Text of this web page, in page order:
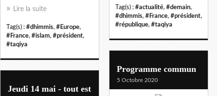
Tag(s) : #actualité, #demain,
#dhimmis, #France, #président,
#république, #taqiya
Lire la suite
Tag(s) : #dhimmis, #Europe,
#France, #islam, #président,
#taqiya
Programme commun
5 Octobre 2020
Jeudi 14 mai - tout est